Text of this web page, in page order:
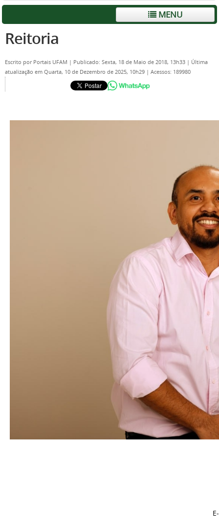
MENU
Reitoria
Escrito por Portais UFAM | Publicado: Sexta, 18 de Maio de 2018, 13h33 | Última
atualização em Quarta, 10 de Dezembro de 2025, 10h29 | Acessos: 189980
E-